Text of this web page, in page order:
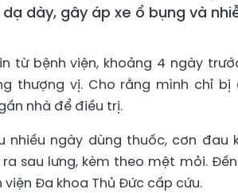
dày, gây áp xe ổ bụng và
từ bệnh viện, khoảng 4 ngày
thượng vị. Cho rằng mình chỉ
nhà để điều trị.
nhiều ngày dùng thuốc, cơn
sau lưng, kèm theo mệt mỏi.
viện Đa khoa Thủ Đức cấp cứu.